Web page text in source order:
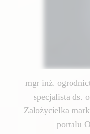
mgr inż.
specjalista ds.
Założycielka
portalu